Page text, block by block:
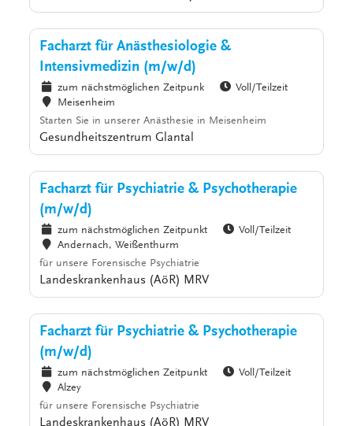
Facharzt für Anästhesiologie &
Intensivmedizin (m/w/d)
zum nächstmöglichen Zeitpunk
Voll/Teilzeit
Meisenheim
Starten Sie in unserer Anästhesie in Meisenheim
Gesundheitszentrum Glantal
Facharzt für Psychiatrie & Psychotherapie
(m/w/d)
zum nächstmöglichen Zeitpunkt
Voll/Teilzeit
Andernach, Weißenthurm
für unsere Forensische Psychiatrie
Landeskrankenhaus (AöR) MRV
Facharzt für Psychiatrie & Psychotherapie
(m/w/d)
zum nächstmöglichen Zeitpunkt
Voll/Teilzeit
Alzey
für unsere Forensische Psychiatrie
Landeskrankenhaus (AöR) MRV